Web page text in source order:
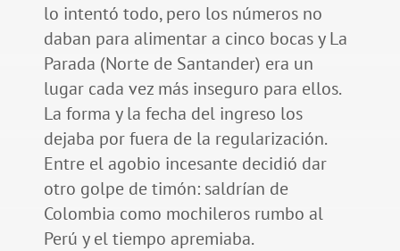
lo intentó todo, pero los números no
daban para alimentar a cinco bocas y La
Parada (Norte de Santander) era un
lugar cada vez más inseguro para ellos.
La forma y la fecha del ingreso los
dejaba por fuera de la regularización.
Entre el agobio incesante decidió dar
otro golpe de timón: saldrían de
Colombia como mochileros rumbo al
Perú y el tiempo apremiaba.